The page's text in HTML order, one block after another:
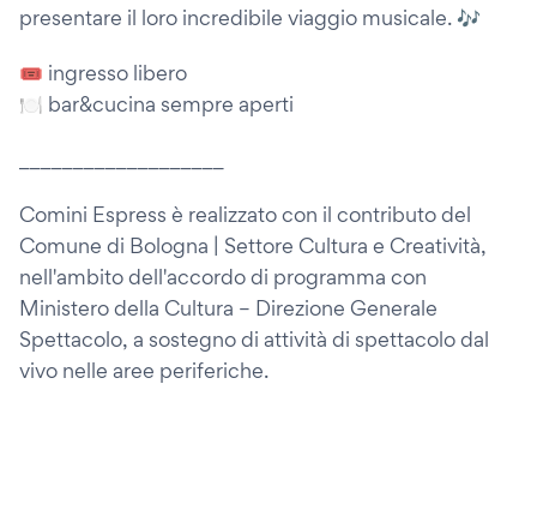
presentare il loro incredibile viaggio musicale. 🎶
🎟️ ingresso libero
🍽️ bar&cucina sempre aperti
Comini Espress è realizzato con il contributo del
Comune di Bologna | Settore Cultura e Creatività,
nell'ambito dell'accordo di programma con
Ministero della Cultura – Direzione Generale
Spettacolo, a sostegno di attività di spettacolo dal
vivo nelle aree periferiche.